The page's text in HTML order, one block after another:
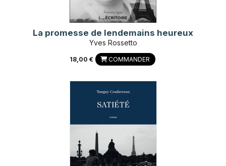
La promesse de lendemains heureux
Yves Rossetto
18,00 € COMMANDER